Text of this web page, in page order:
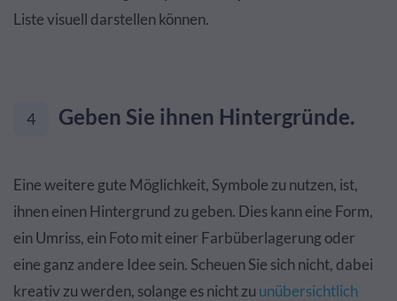
Liste visuell darstellen können.
4 Geben Sie ihnen Hintergründe.
Eine weitere gute Möglichkeit, Symbole zu nutzen, ist,
ihnen einen Hintergrund zu geben. Dies kann eine Form,
ein Umriss, ein Foto mit einer Farbüberlagerung oder
eine ganz andere Idee sein. Scheuen Sie sich nicht, dabei
kreativ zu werden, solange es nicht zu unübersichtlich